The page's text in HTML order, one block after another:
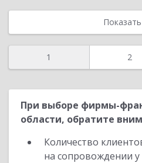
1 2
При выборе фирмы-
области, обратите
Количество
на сопровождении